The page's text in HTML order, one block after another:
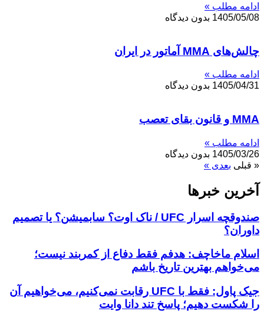
ادامه مطلب »
1405/05/08 بدون دیدگاه
چالش‌های MMA آماتور در ایران
ادامه مطلب »
1405/04/31 بدون دیدگاه
MMA و قانون بقای تعصب
ادامه مطلب »
1405/03/26 بدون دیدگاه
« قبلی بعدی »
آخرین خبر‌‌ها
صندوقچه اسرار UFC / ناک اوت؟ سابمیشن؟ یا تصمیم
داوران؟
اسلام ماخاچف: هدفم فقط دفاع از کمربند نیست؛
می‌خواهم بهترین تاریخ باشم
جیک پاول: فقط با UFC رقابت نمی‌کنیم، می‌خواهیم آن
را شکست دهیم؛ پاسخ تند دانا وایت